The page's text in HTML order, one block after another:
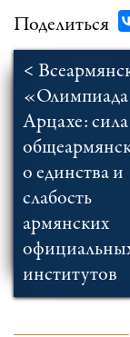
Поделиться
<
Арцахе: сила
о единства и
слабость
армянских
институтов